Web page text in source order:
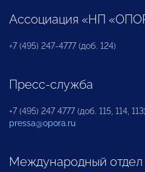
Ассоциация «НП
+7 (495) 247-4777 (доб. 124)
Пресс-служба
+7 (495) 247 4777 (доб. 115, 114, 113)
pressa@opora.ru
Международный